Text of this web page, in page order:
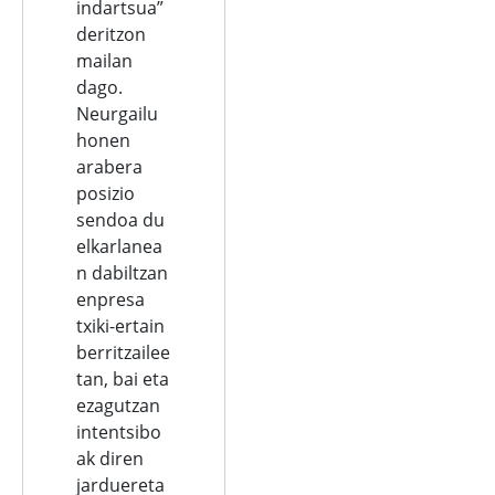
indartsua”
deritzon
mailan
dago.
Neurgailu
honen
arabera
posizio
sendoa du
elkarlanea
n dabiltzan
enpresa
txiki-ertain
berritzailee
tan, bai eta
ezagutzan
intentsibo
ak diren
jarduereta